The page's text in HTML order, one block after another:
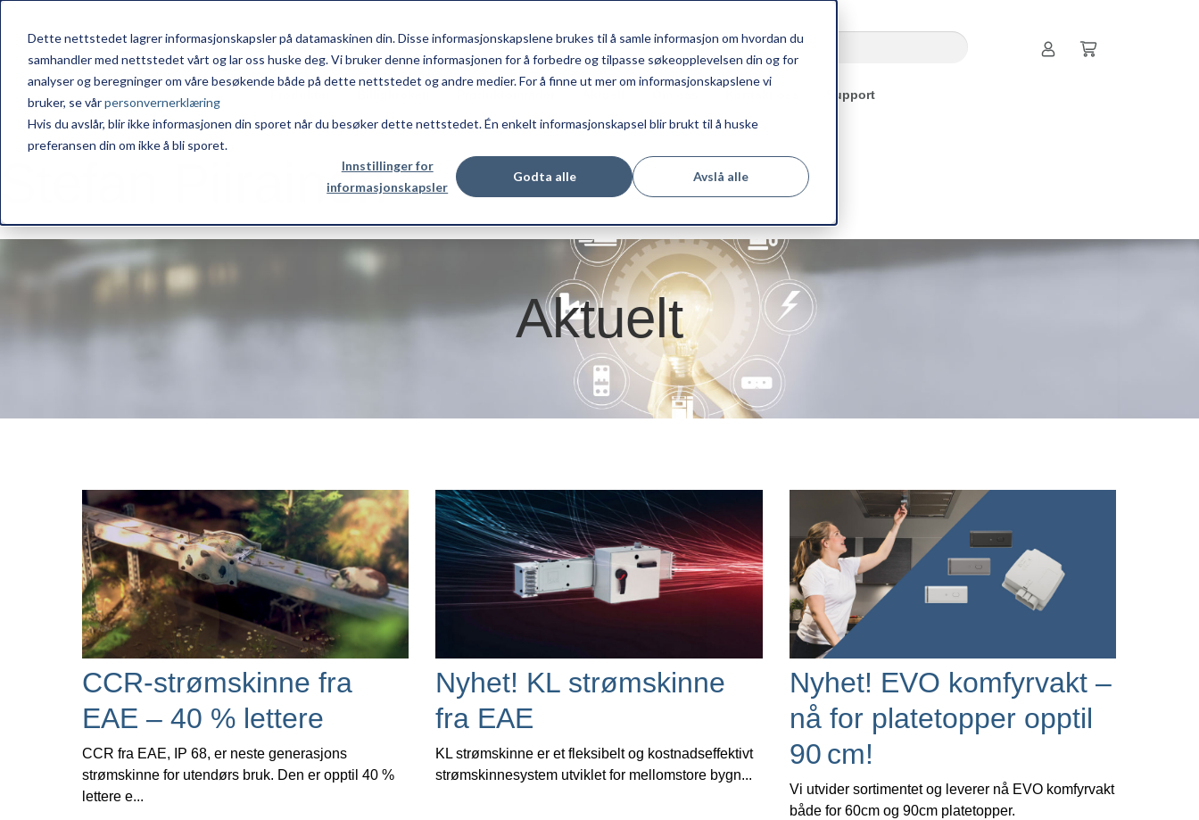
Dette nettstedet lagrer informasjonskapsler på datamaskinen din. Disse informasjonskapslene brukes til å samle informasjon om hvordan du
samhandler med nettstedet vårt og lar oss huske deg. Vi bruker denne informasjonen for å forbedre og tilpasse søkeopplevelsen din og for
analyser og beregninger om våre besøkende både på dette nettstedet og andre medier. For å finne ut mer om informasjonskapslene vi
bruker, se vårpersonvernerklæring
Hvis du avslår, blir ikke informasjonen din sporet når du besøker dette nettstedet. Én enkelt informasjonskapsel blir brukt til å huske
preferansen din om ikke å bli sporet.
Innstillinger for
informasjonskapsler
Godta alle Avslå alle
Support
Stefan Piirainen
Aktuelt
CCR-strømskinne fra
EAE – 40 % lettere
CCR fra EAE, IP 68, er neste generasjons
strømskinne for utendørs bruk. Den er opptil 40 %
lettere e...
Nyhet! KL strømskinne
fra EAE
KL strømskinne er et fleksibelt og kostnadseffektivt
strømskinnesystem utviklet for mellomstore bygn...
Nyhet! EVO komfyrvakt –
nå for platetopper opptil
90 cm!
Vi utvider sortimentet og leverer nå EVO komfyrvakt
både for 60cm og 90cm platetopper.